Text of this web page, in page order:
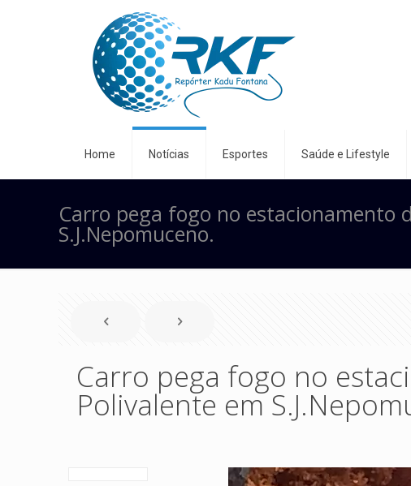
Home Notícias Esportes Saúde e Lifestyle
Carro pega fogo no estacionamento
S.J.Nepomuceno.
Carro pega fogo no
Polivalente em